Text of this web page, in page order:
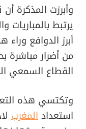
وأبرزت المذكرة
يرتبط بالمباريات
أبرز الدوافع وراء
من أضرار مباشرة
القطاع السمعي
وتكتسي هذه
استعدادالمغرب